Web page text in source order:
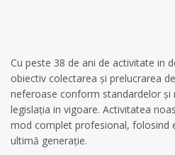
Cu peste 38 de ani de activitate in
obiectiv colectarea și prelucrarea
neferoase conform standardelor și
legislația in vigoare. Activitatea
mod complet profesional, folosind
ultimă generație.